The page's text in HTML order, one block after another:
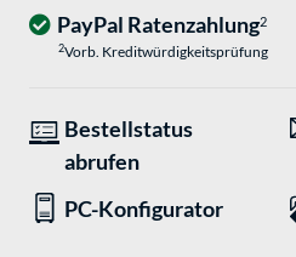
PayPal Ratenzahlung2
2Vorb. Kreditwürdigkeitsprüfung
Bestellstatus
abrufen
PC-Konfigurator